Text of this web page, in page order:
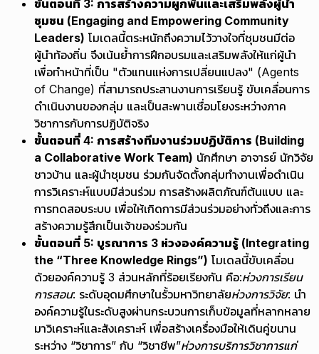
ขั้นตอนที่ 3: การสร้างความผูกพันและเสริมพลังผู้นำ
ชุมชน (Engaging and Empowering Community
Leaders) โมเดลนี้ตระหนักถึงความไว้วางใจที่ชุมชนมีต่อ
ผู้นำท้องถิ่น จึงเน้นย้ำการฝึกอบรมและเสริมพลังให้แก่ผู้นำ
เพื่อทำหน้าที่เป็น "ตัวแทนแห่งการเปลี่ยนแปลง" (Agents
of Change) ที่สามารถประสานงานการเรียนรู้ ขับเคลื่อนการ
ดำเนินงานของกลุ่ม และเป็นสะพานเชื่อมโยงระหว่างภาค
วิชาการกับการปฏิบัติจริง
ขั้นตอนที่ 4: การสร้างทีมงานร่วมปฏิบัติการ (Building
a Collaborative Work Team) นักศึกษา อาจารย์ นักวิจัย
ชาวบ้าน และผู้นำชุมชน ร่วมกันจัดตั้งกลุ่มทำงานเพื่อดำเนิน
การวิเคราะห์แบบมีส่วนร่วม การสร้างผลิตภัณฑ์ต้นแบบ และ
การทดสอบระบบ เพื่อให้เกิดการมีส่วนร่วมอย่างทั่วถึงและการ
สร้างความรู้สึกเป็นเจ้าของร่วมกัน
ขั้นตอนที่ 5: บูรณาการ 3 ห่วงองค์ความรู้ (Integrating
the “Three Knowledge Rings”) โมเดลนี้ขับเคลื่อน
ด้วยองค์ความรู้ 3 ส่วนหลักที่ร้อยเรียงกัน คือ:ห่วงการเรียน
การสอน: ระดับอุดมศึกษาในรั้วมหาวิทยาลัยห่วงการวิจัย: นำ
องค์ความรู้ในระดับสูงผ่านกระบวนการเก็บข้อมูลที่หลากหลาย
มาวิเคราะห์และสังเคราะห์ เพื่อสร้างเครื่องมือให้เดินคู่ขนาน
ระหว่าง “วิชาการ” กับ “วิชาชีพ”ห่วงการบริการวิชาการแก่